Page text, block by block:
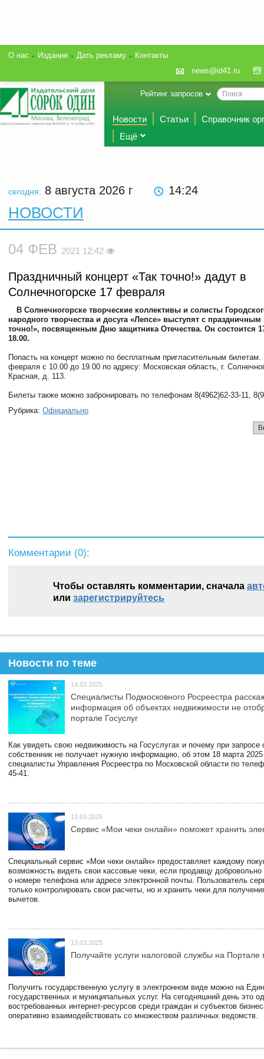
О нас Издания Дать рекламу
Контакты
news@id41.ru
Рейтинг запросов
Новости Статьи
Справочник
Ещё
сегодня: 8 августа 2026 г 14:24
НОВОСТИ
04 ФЕВ 2021 12:42
Праздничный концерт «Так точно!» дадут в
Солнечногорске 17 февраля
В Солнечногорске творческие коллективы и солисты
народного творчества и досуга «Лепсе» выступят с
точно!», посвященным Дню защитника Отечества. Он состоится
18.00.
Попасть на концерт можно по бесплатным пригласительным билетам.
февраля с 10.00 до 19.00 по адресу: Московская область, г.
Красная, д. 113.
Билеты также можно забронировать по телефонам 8(4962)62-33-11,
Рубрика: Официально
Комментарии (0):
Чтобы оставлять комментарии, сначала
или зарегистрируйтесь
Новости по теме
14.03.2025
Специалисты Подмосковного Росреестра
информация об объектах недвижимости не
портале Госуслуг
Как увидеть свою недвижимость на Госуслугах и почему при запросе
собственник не получает нужную информацию, об этом 18 марта 2025
специалисты Управления Росреестра по Московской области по
45-41.
13.03.2025
Сервис «Мои чеки онлайн» поможет хранить
Специальный сервис «Мои чеки онлайн» предоставляет каждому
возможность видеть свои кассовые чеки, если продавцу
о номере телефона или адресе электронной почты. Пользователь
только контролировать свои расчеты, но и хранить чеки для
вычетов.
13.03.2025
Получайте услуги налоговой службы на Портале
Получить государственную услугу в электронном виде можно на
государственных и муниципальных услуг. На сегодняшний день это
востребованных интернет-ресурсов среди граждан и субъектов
оперативно взаимодействовать со множеством различных ведомств.